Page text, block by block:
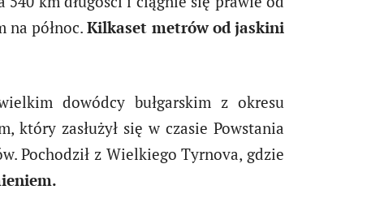
na północ.Kilkaset metrów od jaskini
dowódcy bułgarskim z okresu
który zasłużył się w czasie Powstania
Pochodził z Wielkiego Tyrnova, gdzie